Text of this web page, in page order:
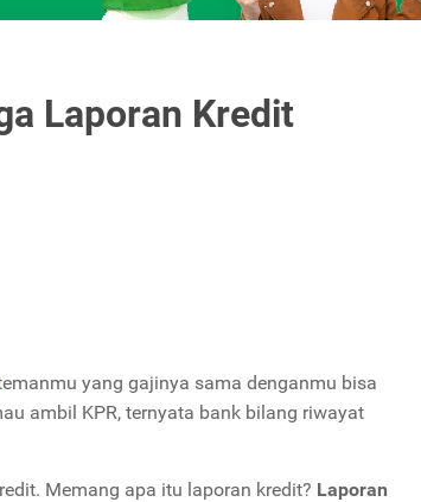
Laporan Kredit
yang gajinya sama denganmu bisa
ambil KPR, ternyata bank bilang riwayat
Memang apa itu laporan kredit? Laporan